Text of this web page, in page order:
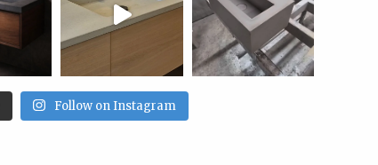
Follow on Instagram